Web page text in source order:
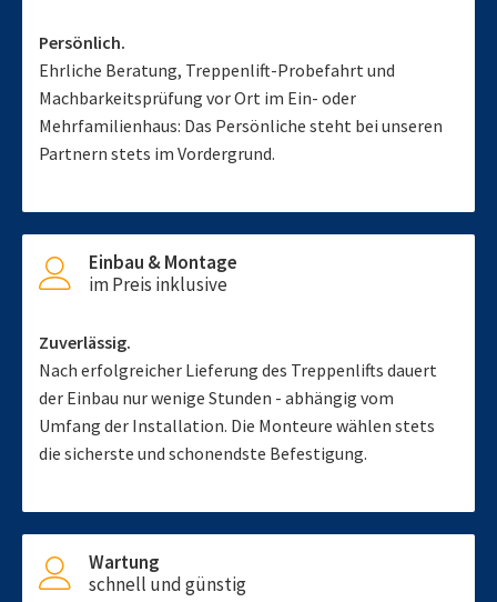
Persönlich.
Ehrliche Beratung, Treppenlift-Probefahrt und
Machbarkeitsprüfung vor Ort im Ein- oder
Mehrfamilienhaus: Das Persönliche steht bei unseren
Partnern stets im Vordergrund.
Einbau & Montage
im Preis inklusive
Zuverlässig.
Nach erfolgreicher Lieferung des Treppenlifts dauert
der Einbau nur wenige Stunden - abhängig vom
Umfang der Installation. Die Monteure wählen stets
die sicherste und schonendste Befestigung.
Wartung
schnell und günstig